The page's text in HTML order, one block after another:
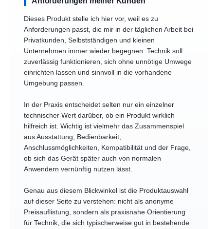
Dieses Produkt stelle ich hier vor, weil es zu
Anforderungen passt, die mir in der täglichen Arbeit bei
Privatkunden, Selbstständigen und kleinen
Unternehmen immer wieder begegnen: Technik soll
zuverlässig funktionieren, sich ohne unnötige Umwege
einrichten lassen und sinnvoll in die vorhandene
Umgebung passen.
In der Praxis entscheidet selten nur ein einzelner
technischer Wert darüber, ob ein Produkt wirklich
hilfreich ist. Wichtig ist vielmehr das Zusammenspiel
aus Ausstattung, Bedienbarkeit,
Anschlussmöglichkeiten, Kompatibilität und der Frage,
ob sich das Gerät später auch von normalen
Anwendern vernünftig nutzen lässt.
Genau aus diesem Blickwinkel ist die Produktauswahl
auf dieser Seite zu verstehen: nicht als anonyme
Preisauflistung, sondern als praxisnahe Orientierung
für Technik, die sich typischerweise gut in bestehende